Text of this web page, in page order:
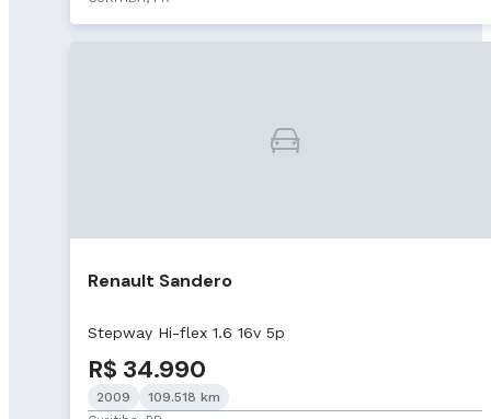
Renault Sandero
Stepway Hi-flex 1.6 16v 5p
R$ 34.990
2009
109.518 km